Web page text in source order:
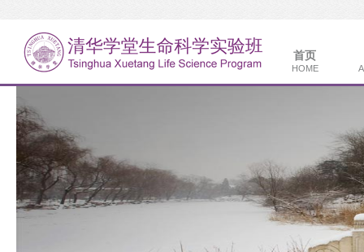
首页
HOME